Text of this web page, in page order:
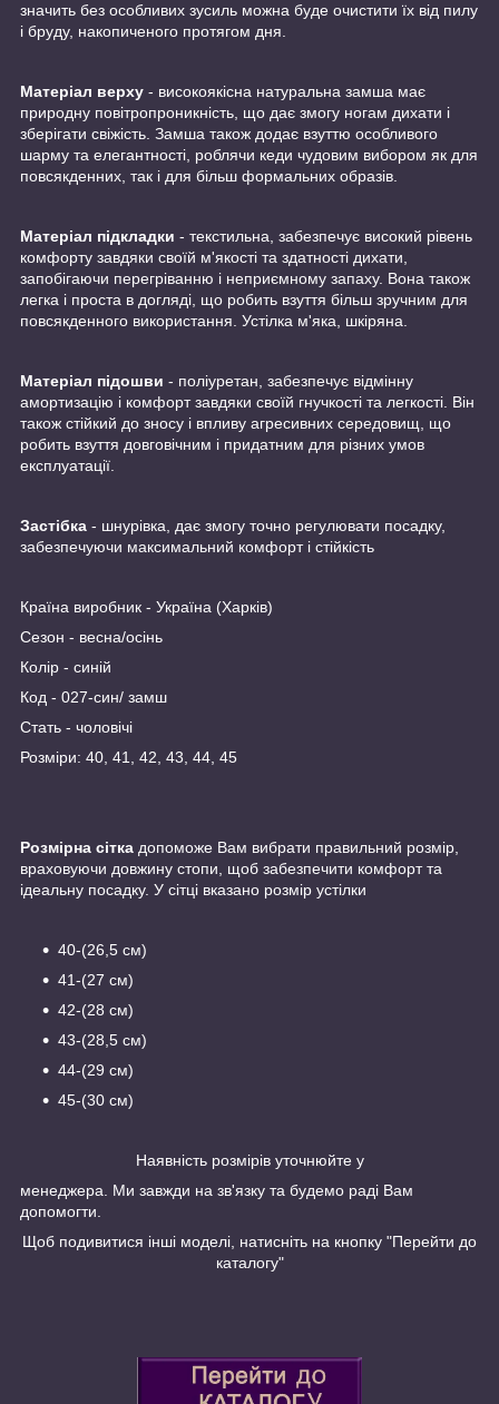
значить без особливих зусиль можна буде очистити їх від пилу
і бруду, накопиченого протягом дня.
Матеріал верху - високоякісна натуральна замша має
природну повітропроникність, що дає змогу ногам дихати і
зберігати свіжість. Замша також додає взуттю особливого
шарму та елегантності, роблячи кеди чудовим вибором як для
повсякденних, так і для більш формальних образів.
Матеріал підкладки - текстильна, забезпечує високий рівень
комфорту завдяки своїй м'якості та здатності дихати,
запобігаючи перегріванню і неприємному запаху. Вона також
легка і проста в догляді, що робить взуття більш зручним для
повсякденного використання. Устілка м'яка, шкіряна.
Матеріал підошви - поліуретан, забезпечує відмінну
амортизацію і комфорт завдяки своїй гнучкості та легкості. Він
також стійкий до зносу і впливу агресивних середовищ, що
робить взуття довговічним і придатним для різних умов
експлуатації.
Застібка - шнурівка, дає змогу точно регулювати посадку,
забезпечуючи максимальний комфорт і стійкість
Країна виробник - Україна (Харків)
Сезон - весна/осінь
Колір - синій
Код - 027-син/ замш
Стать - чоловічі
Розміри: 40, 41, 42, 43, 44, 45
Розмірна сітка допоможе Вам вибрати правильний розмір,
враховуючи довжину стопи, щоб забезпечити комфорт та
ідеальну посадку. У сітці вказано розмір устілки
40-(26,5 см)
41-(27 см)
42-(28 см)
43-(28,5 см)
44-(29 см)
45-(30 см)
Наявність розмірів уточнюйте у
менеджера. Ми завжди на зв'язку та будемо раді Вам
допомогти.
Щоб подивитися інші моделі, натисніть на кнопку "Перейти до
каталогу"